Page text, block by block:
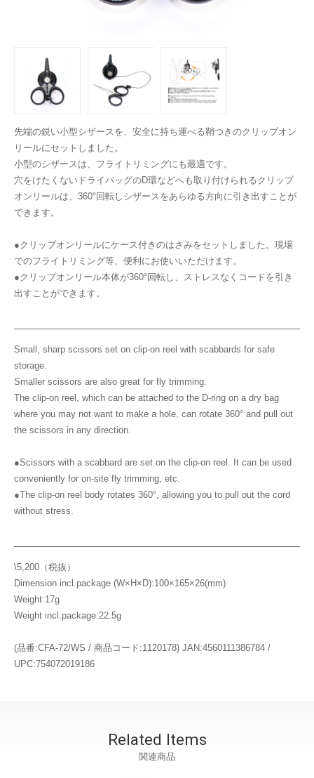
先端の鋭い小型シザースを、安全に持ち運べる鞘つきのクリップオン
リールにセットしました。
小型のシザースは、フライトリミングにも最適です。
穴をけたくないドライバッグのD環などへも取り付けられるクリップ
オンリールは、360°回転しシザースをあらゆる方向に引き出すことが
できます。
●クリップオンリールにケース付きのはさみをセットしました。現場
でのフライトリミング等、便利にお使いいただけます。
●クリップオンリール本体が360°回転し、ストレスなくコードを引き
出すことができます。
Small, sharp scissors set on clip-on reel with scabbards for safe
storage.
Smaller scissors are also great for fly trimming.
The clip-on reel, which can be attached to the D-ring on a dry bag
where you may not want to make a hole, can rotate 360° and pull out
the scissors in any direction.
●Scissors with a scabbard are set on the clip-on reel. It can be used
conveniently for on-site fly trimming, etc.
●The clip-on reel body rotates 360°, allowing you to pull out the cord
without stress.
\5,200（税抜）
Dimension incl.package (W×H×D):100×165×26(mm)
Weight:17g
Weight incl.package:22.5g
(品番:CFA-72/WS / 商品コード:1120178) JAN:4560111386784 /
UPC:754072019186
Related Items
関連商品